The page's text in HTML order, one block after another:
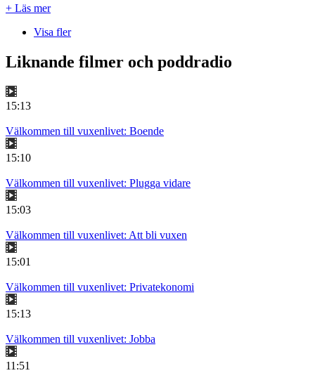
+ Läs mer
Visa fler
Liknande filmer och poddradio
15:13
Välkommen till vuxenlivet: Boende
15:10
Välkommen till vuxenlivet: Plugga vidare
15:03
Välkommen till vuxenlivet: Att bli vuxen
15:01
Välkommen till vuxenlivet: Privatekonomi
15:13
Välkommen till vuxenlivet: Jobba
11:51